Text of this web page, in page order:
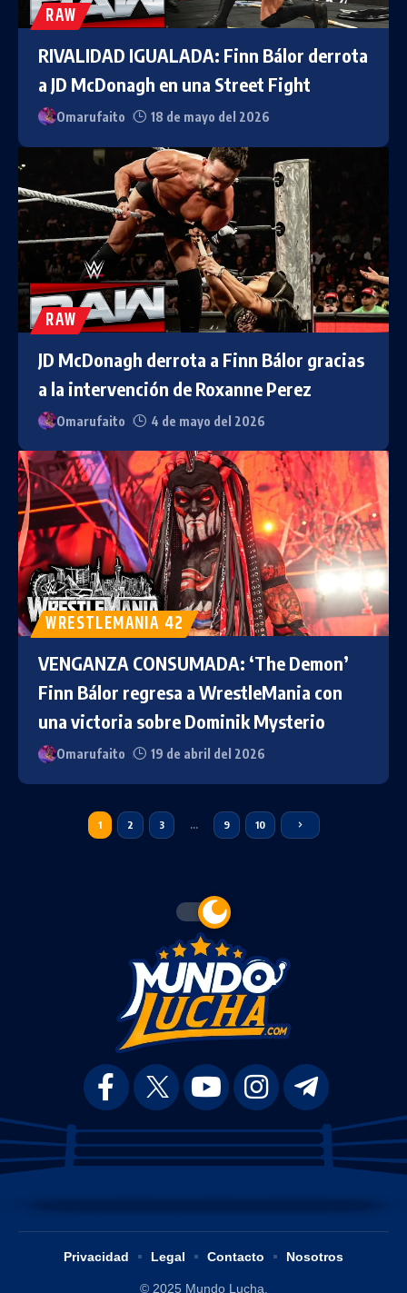
RAW
RIVALIDAD IGUALADA: Finn Bálor derrota
a JD McDonagh en una Street Fight
Omarufaito 18 de mayo del 2026
RAW
JD McDonagh derrota a Finn Bálor gracias
a la intervención de Roxanne Perez
Omarufaito 4 de mayo del 2026
WRESTLEMANIA 42
VENGANZA CONSUMADA: ‘The Demon’
Finn Bálor regresa a WrestleMania con
una victoria sobre Dominik Mysterio
Omarufaito 19 de abril del 2026
1 2 3 … 9 10
© 2025 Mundo Lucha.
Privacidad Legal Contacto Nosotros